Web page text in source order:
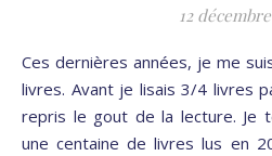
12
Ces dernières années, je me suis remise à lire pas mal de
livres. Avant je lisais 3/4 livres
repris le gout de la lecture. Je
une centaine de livres lus en